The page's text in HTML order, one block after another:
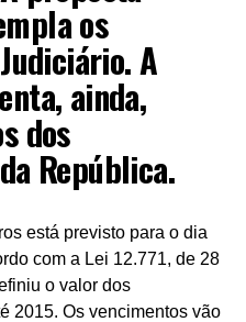
os
A
ainda,
dos
República.
está previsto para o dia
com a Lei 12.771, de 28
o valor dos
2015. Os vencimentos vão